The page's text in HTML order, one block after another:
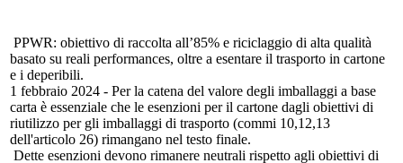
PPWR: obiettivo di raccolta all’85% e riciclaggio di alta qualità
basato su reali performances, oltre a esentare il trasporto in cartone
e i deperibili.
1 febbraio 2024 - Per la catena del valore degli imballaggi a base
carta è essenziale che le esenzioni per il cartone dagli obiettivi di
riutilizzo per gli imballaggi di trasporto (commi 10,12,13
dell'articolo 26) rimangano nel testo finale.
Dette esenzioni devono rimanere neutrali rispetto agli obiettivi di